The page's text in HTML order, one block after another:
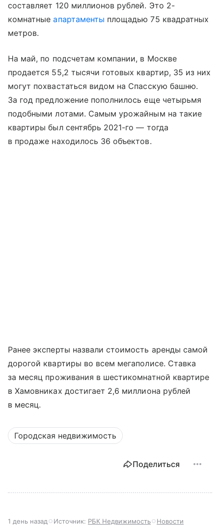
составляет 120 миллионов рублей. Это 2-
комнатныеапартаменты площадью 75 квадратных
метров.
На май, по подсчетам компании, в Москве
продается 55,2 тысячи готовых квартир, 35 из них
могут похвастаться видом на Спасскую башню.
За год предложение пополнилось еще четырьмя
подобными лотами. Самым урожайным на такие
квартиры был сентябрь 2021-го — тогда
в продаже находилось 36 объектов.
Ранее эксперты назвали стоимость аренды самой
дорогой квартиры во всем мегаполисе. Ставка
за месяц проживания в шестикомнатной квартире
в Хамовниках достигает 2,6 миллиона рублей
в месяц.
Городская недвижимость
Поделиться
1 день назад Источник: РБК Недвижимость Новости